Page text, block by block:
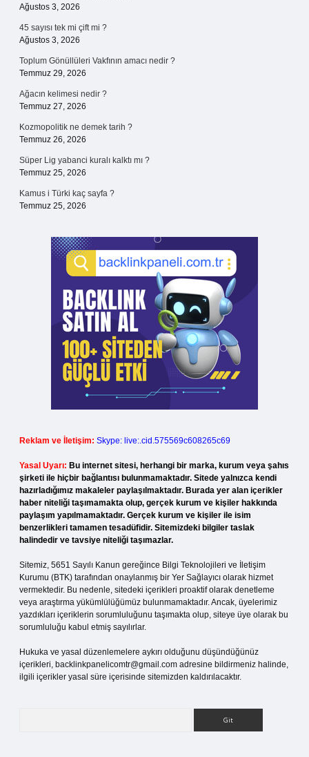
Ağustos 3, 2026
45 sayısı tek mi çift mi ?
Ağustos 3, 2026
Toplum Gönüllüleri Vakfının amacı nedir ?
Temmuz 29, 2026
Ağacın kelimesi nedir ?
Temmuz 27, 2026
Kozmopolitik ne demek tarih ?
Temmuz 26, 2026
Süper Lig yabanci kuralı kalktı mı ?
Temmuz 25, 2026
Kamus i Türki kaç sayfa ?
Temmuz 25, 2026
Reklam ve İletişim: Skype: live:.cid.575569c608265c69
Yasal Uyarı: Bu internet sitesi, herhangi bir marka, kurum veya şahıs
şirketi ile hiçbir bağlantısı bulunmamaktadır. Sitede yalnızca kendi
hazırladığımız makaleler paylaşılmaktadır. Burada yer alan içerikler
haber niteliği taşımamakta olup, gerçek kurum ve kişiler hakkında
paylaşım yapılmamaktadır. Gerçek kurum ve kişiler ile isim
benzerlikleri tamamen tesadüfidir. Sitemizdeki bilgiler taslak
halindedir ve tavsiye niteliği taşımazlar.
Sitemiz, 5651 Sayılı Kanun gereğince Bilgi Teknolojileri ve İletişim
Kurumu (BTK) tarafından onaylanmış bir Yer Sağlayıcı olarak hizmet
vermektedir. Bu nedenle, sitedeki içerikleri proaktif olarak denetleme
veya araştırma yükümlülüğümüz bulunmamaktadır. Ancak, üyelerimiz
yazdıkları içeriklerin sorumluluğunu taşımakta olup, siteye üye olarak bu
sorumluluğu kabul etmiş sayılırlar.
Hukuka ve yasal düzenlemelere aykırı olduğunu düşündüğünüz
içerikleri, backlinkpanelicomtr@gmail.com adresine bildirmeniz halinde,
ilgili içerikler yasal süre içerisinde sitemizden kaldırılacaktır.